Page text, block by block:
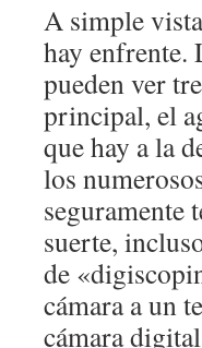
A simple
hay enfrente.
pueden ver
principal, el
que hay a la
los
seguramente
suerte,
de
cámara a un
cámara